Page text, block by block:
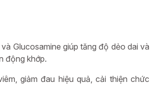
Glucosamine giúp tăng độ dẻo dai và
động khớp.
giảm đau hiệu quả, cải thiện chức